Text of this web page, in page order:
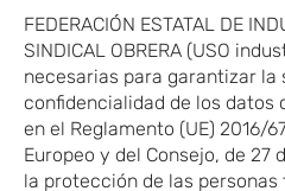
FEDERACIÓN ESTATAL DE
SINDICAL OBRERA (USO
necesarias para garantizar la
confidencialidad de los datos
en el Reglamento (UE) 2016/
Europeo y del Consejo, de 27
la protección de las